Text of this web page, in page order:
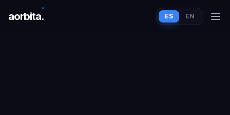
aorbita. ES EN